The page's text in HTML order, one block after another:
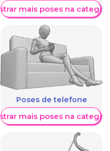
mais poses na
Poses de telefone
mais poses na